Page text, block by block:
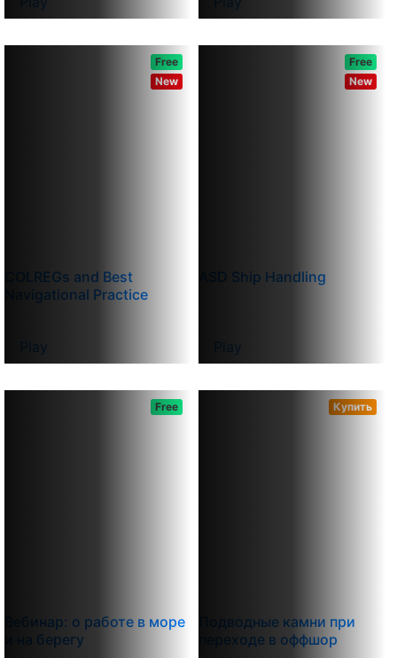
Free
New
COLREGs and Best
Navigational Practice
Play
Free
New
ASD Ship Handling
Play
Free
Вебинар: о работе в море
и на берегу
Купить
Подводные камни при
переходе в оффшор